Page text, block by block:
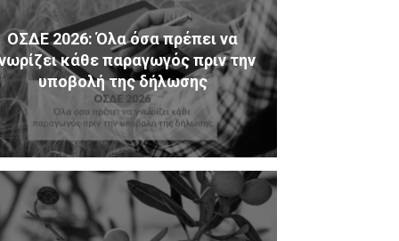
ΟΣΔΕ 2026: Όλα όσα πρέπει να
κάθε παραγωγός πριν την
υποβολή της δήλωσης